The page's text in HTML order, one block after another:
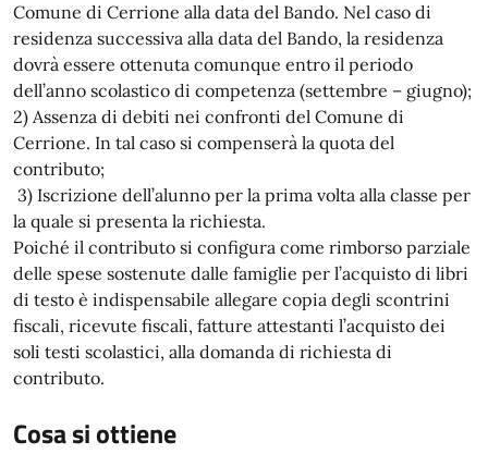
Comune di Cerrione alla data del Bando. Nel caso di
residenza successiva alla data del Bando, la residenza
dovrà essere ottenuta comunque entro il periodo
dell’anno scolastico di competenza (settembre – giugno);
2) Assenza di debiti nei confronti del Comune di
Cerrione. In tal caso si compenserà la quota del
contributo;
3) Iscrizione dell’alunno per la prima volta alla classe per
la quale si presenta la richiesta.
Poiché il contributo si configura come rimborso parziale
delle spese sostenute dalle famiglie per l’acquisto di libri
di testo è indispensabile allegare copia degli scontrini
fiscali, ricevute fiscali, fatture attestanti l’acquisto dei
soli testi scolastici, alla domanda di richiesta di
contributo.
Cosa si ottiene